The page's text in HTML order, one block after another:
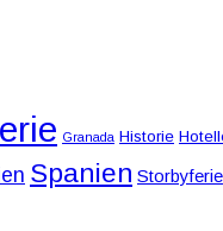
Granada Historie
Spanien Storbyferie